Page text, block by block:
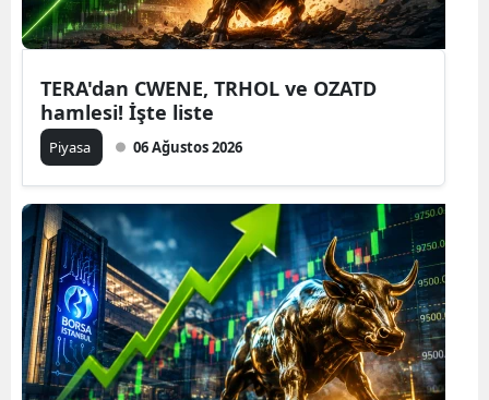
TERA'dan CWENE, TRHOL ve OZATD
hamlesi! İşte liste
Piyasa 06 Ağustos 2026